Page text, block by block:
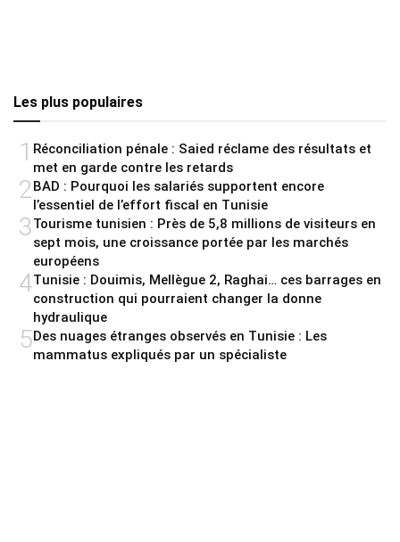
Les plus populaires
1 Réconciliation pénale : Saied réclame des résultats et
met en garde contre les retards
2BAD : Pourquoi les salariés supportent encore
l’essentiel de l’effort fiscal en Tunisie
3Tourisme tunisien : Près de 5,8 millions de visiteurs en
sept mois, une croissance portée par les marchés
européens
4Tunisie : Douimis, Mellègue 2, Raghai… ces barrages en
construction qui pourraient changer la donne
hydraulique
5Des nuages étranges observés en Tunisie : Les
mammatus expliqués par un spécialiste